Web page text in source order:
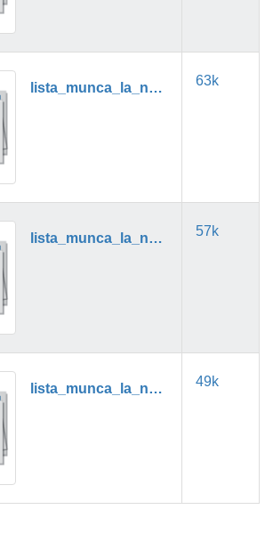
lista_munca_la_negru_10_2024.pdf 63k
lista_munca_la_negru_11_2024.pdf 57k
lista_munca_la_negru_12_2024.pdf 49k